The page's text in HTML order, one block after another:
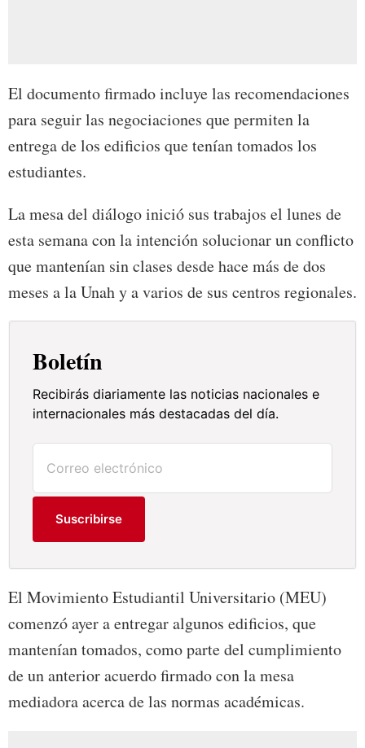
El documento firmado incluye las recomendaciones
para seguir las negociaciones que permiten la
entrega de los edificios que tenían tomados los
estudiantes.
La mesa del diálogo inició sus trabajos el lunes de
esta semana con la intención solucionar un conflicto
que mantenían sin clases desde hace más de dos
meses a la Unah y a varios de sus centros regionales.
Boletín
Recibirás diariamente las noticias nacionales e
internacionales más destacadas del día.
Suscribirse
El Movimiento Estudiantil Universitario (MEU)
comenzó ayer a entregar algunos edificios, que
mantenían tomados, como parte del cumplimiento
de un anterior acuerdo firmado con la mesa
mediadora acerca de las normas académicas.